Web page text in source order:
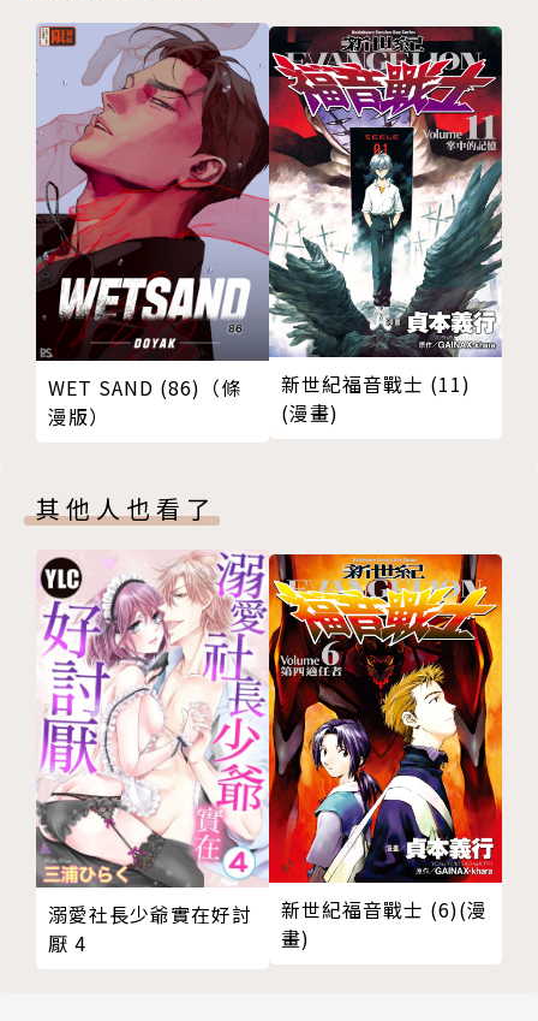
WET SAND (86)（條
漫版）
新世紀福音戰士 (11)
(漫畫)
其他人也看了
溺愛社長少爺實在好討
厭 4
新世紀福音戰士 (6)(漫
畫)